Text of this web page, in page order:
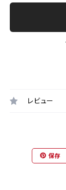
レビュー
保存